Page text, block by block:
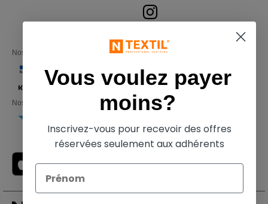
Nos partenaires financiers
Nos transporteurs
Vous voulez payer
moins?
Inscrivez-vous pour recevoir des offres
réservées seulement aux adhérents